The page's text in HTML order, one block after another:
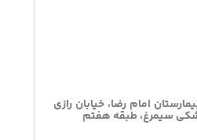
امام رضا، خیابان رازی
سیمرغ، طبقه هفتم